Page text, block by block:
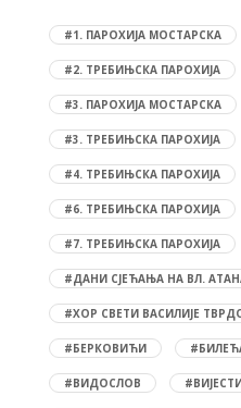
#1. ПАРОХИЈА МОСТАРСКА
#2. ТРЕБИЊСКА ПАРОХИЈА
#3. ПАРОХИЈА МОСТАРСКА
#3. ТРЕБИЊСКА ПАРОХИЈА
#4. ТРЕБИЊСКА ПАРОХИЈА
#6. ТРЕБИЊСКА ПАРОХИЈА
#7. ТРЕБИЊСКА ПАРОХИЈА
#ДАНИ СЈЕЋАЊА НА ВЛ.
#ХОР СВЕТИ ВАСИЛИЈЕ
#БЕРКОВИЋИ
#ВИДОСЛОВ